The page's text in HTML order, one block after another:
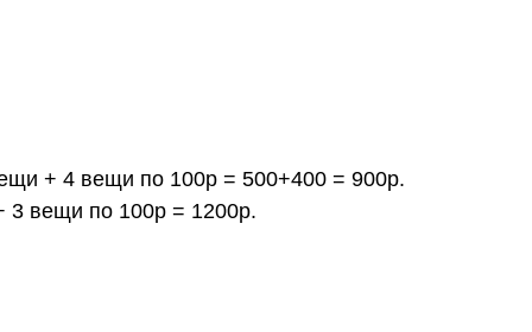
+ 4 вещи по 100р = 500+400 = 900р.
3 вещи по 100р = 1200р.